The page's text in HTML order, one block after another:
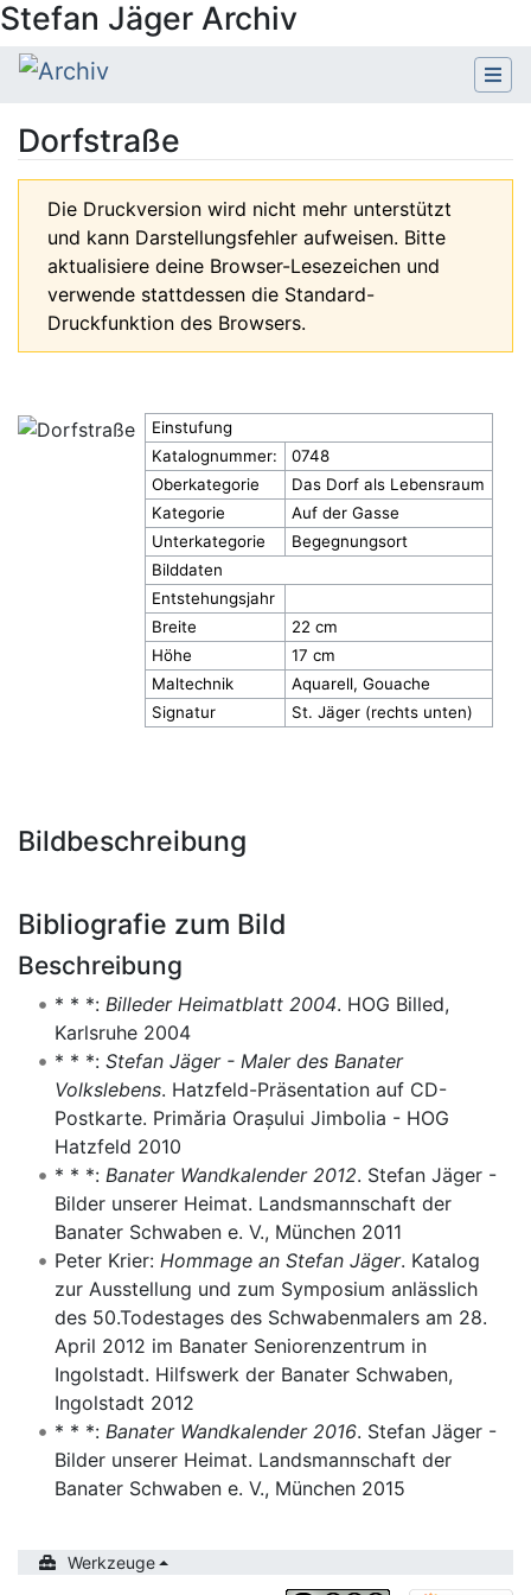
Stefan Jäger Archiv
Dorfstraße
Die Druckversion wird nicht mehr unterstützt
und kann Darstellungsfehler aufweisen. Bitte
aktualisiere deine Browser-Lesezeichen und
verwende stattdessen die Standard-
Druckfunktion des Browsers.
Einstufung
Katalognummer:
0748
Oberkategorie
Das Dorf als Lebensraum
Kategorie
Auf der Gasse
Unterkategorie
Begegnungsort
Bilddaten
Entstehungsjahr
Breite
22 cm
Höhe
17 cm
Maltechnik
Aquarell, Gouache
Signatur
St. Jäger (rechts unten)
Bildbeschreibung
Bibliografie zum Bild
Beschreibung
* * *: Billeder Heimatblatt 2004. HOG Billed,
Karlsruhe 2004
* * *: Stefan Jäger - Maler des Banater
Volkslebens. Hatzfeld-Präsentation auf CD-
Postkarte. Primǎria Orașului Jimbolia - HOG
Hatzfeld 2010
* * *: Banater Wandkalender 2012. Stefan Jäger -
Bilder unserer Heimat. Landsmannschaft der
Banater Schwaben e. V., München 2011
Peter Krier: Hommage an Stefan Jäger. Katalog
zur Ausstellung und zum Symposium anlässlich
des 50.Todestages des Schwabenmalers am 28.
April 2012 im Banater Seniorenzentrum in
Ingolstadt. Hilfswerk der Banater Schwaben,
Ingolstadt 2012
* * *: Banater Wandkalender 2016. Stefan Jäger -
Bilder unserer Heimat. Landsmannschaft der
Banater Schwaben e. V., München 2015
Werkzeuge